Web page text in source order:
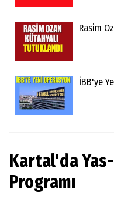
Rasim
İBB'ye
Kartal'da
Programı